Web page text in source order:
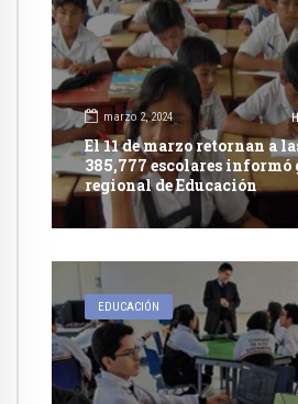
marzo 2, 2024
El 11 de marzo retornan a
385,777 escolares informó
regional de Educación
EDUCACIÓN